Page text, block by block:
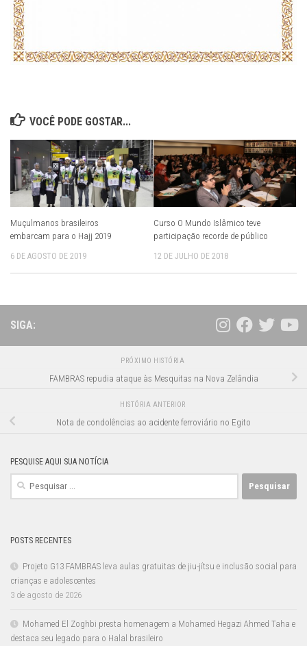
VOCÊ PODE GOSTAR...
Muçulmanos brasileiros
embarcam para o Hajj 2019
6 DE AGOSTO DE 2019
Curso O Mundo Islâmico teve
participação recorde de público
12 DE JULHO DE 2018
SIGA:
PRÓXIMO HISTÓRIA
FAMBRAS repudia ataque às Mesquitas na Nova Zelândia
HISTÓRIA ANTERIOR
Nota de condolências ao acidente ferroviário no Egito
PESQUISE AQUI SUA NOTÍCIA
Pesquisar
POSTS RECENTES
Projeto G13 FAMBRAS leva aulas gratuitas de jiu-jítsu e inclusão social para
crianças e adolescentes
3 de agosto de 2026
Mohamed El Zoghbi presta homenagem a Mohamed Hegazi Ahmed Taha e
destaca seu legado para o Halal brasileiro